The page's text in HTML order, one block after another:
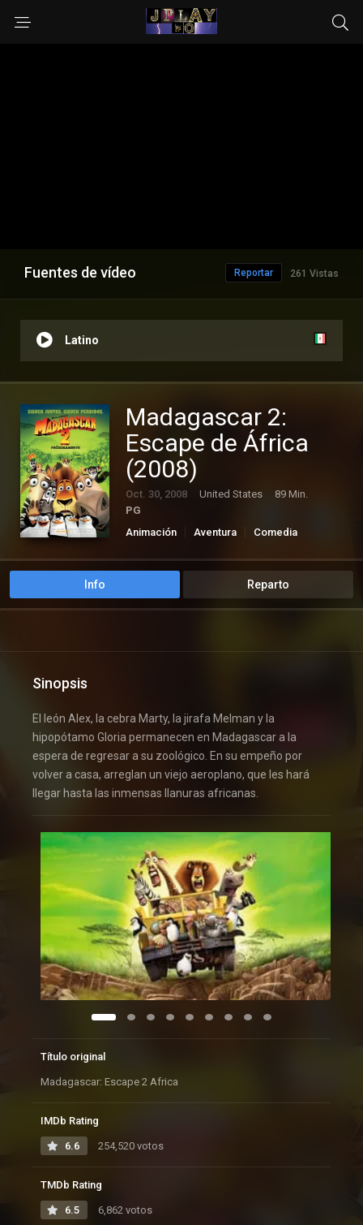
Fuentes de vídeo 261 Vistas
Reportar
Latino
Madagascar 2:
Escape de África
(2008)
Oct. 30, 2008 United States
89 Min.
PG
Animación
Aventura
Comedia
Info Reparto
Sinopsis
El león Alex, la cebra Marty, la jirafa Melman y la
hipopótamo Gloria permanecen en Madagascar a la
espera de regresar a su zoológico. En su empeño por
volver a casa, arreglan un viejo aeroplano, que les hará
llegar hasta las inmensas llanuras africanas.
Título original
Madagascar: Escape 2 Africa
IMDb Rating
6.6 254,520 votos
TMDb Rating
6.5 6,862 votos